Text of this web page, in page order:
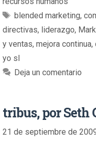
blended marketing,
directivas, liderazgo,
y ventas, mejora continua,
yo sl
Deja un comentario
tribus, por Seth
21 de septiembre de